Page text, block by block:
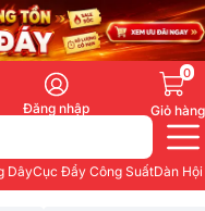
Đăng nhập
0
Giỏ hàng
DâyCục Đẩy Công SuấtDàn